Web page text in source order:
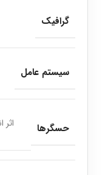
گرافیک
سیستم عامل
حسگرها